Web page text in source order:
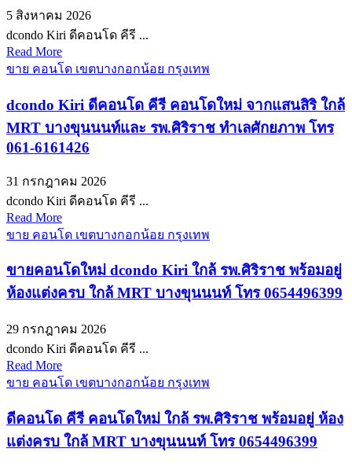
5 สิงหาคม 2026
dcondo Kiri ดีคอนโด คีรี ...
Read More
ขาย คอนโด เขตบางกอกน้อย กรุงเทพ
dcondo Kiri ดีคอนโด คีรี คอนโดใหม่ จากแสนสิริ ใกล้
MRT บางขุนนนท์และ รพ.ศิริราช ทำเลศักยภาพ โทร
061-6161426
31 กรกฎาคม 2026
dcondo Kiri ดีคอนโด คีรี ...
Read More
ขาย คอนโด เขตบางกอกน้อย กรุงเทพ
ขายคอนโดใหม่ dcondo Kiri ใกล้ รพ.ศิริราช พร้อมอยู่
ห้องแต่งครบ ใกล้ MRT บางขุนนนท์ โทร 0654496399
29 กรกฎาคม 2026
dcondo Kiri ดีคอนโด คีรี ...
Read More
ขาย คอนโด เขตบางกอกน้อย กรุงเทพ
ดีคอนโด คีรี คอนโดใหม่ ใกล้ รพ.ศิริราช พร้อมอยู่ ห้อง
แต่งครบ ใกล้ MRT บางขุนนนท์ โทร 0654496399